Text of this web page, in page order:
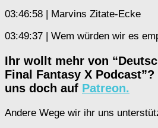
03:46:58 | Marvins Zitate-Ecke
03:49:37 | Wem würden wir es
Ihr wollt mehr von
Final Fantasy X
uns doch auf Patreon.
Andere Wege wir ihr uns